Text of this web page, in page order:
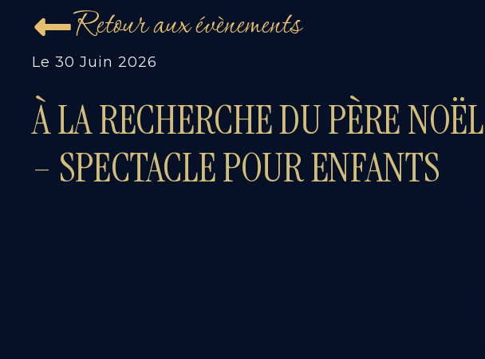
Retour aux évènements
Le30 Juin 2026
À LA RECHERCHE DU PÈRE NOËL
– SPECTACLE POUR ENFANTS